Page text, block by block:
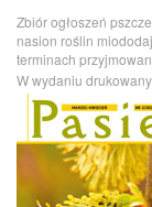
Zbiór ogłoszeń
nasion roślin
terminach
W wydaniu